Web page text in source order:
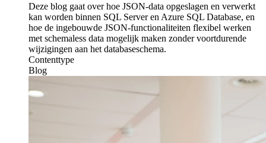
Deze blog gaat over hoe JSON-data opgeslagen en verwerkt
kan worden binnen SQL Server en Azure SQL Database, en
hoe de ingebouwde JSON-functionaliteiten flexibel werken
met schemaless data mogelijk maken zonder voortdurende
wijzigingen aan het databaseschema.
Contenttype
Blog